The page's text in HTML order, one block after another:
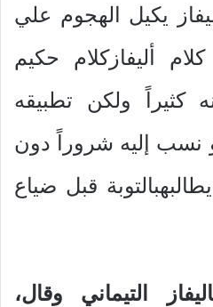
يكيل الهجوم علي
أليفازكلام حكيم
كثيراً ولكن تطبيقه
نسب إليه شروراً دون
قبل ضياع
التيماني وقال،